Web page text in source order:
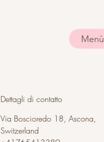
Menù
Dettagli di contatto
Via Boscioredo 18, Ascona,
Switzerland